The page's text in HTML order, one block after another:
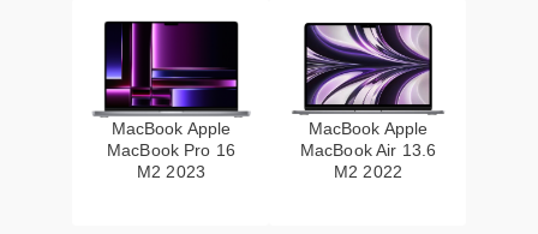
MacBook Apple
MacBook Pro 16
M2 2023
MacBook Apple
MacBook Air 13.6
M2 2022